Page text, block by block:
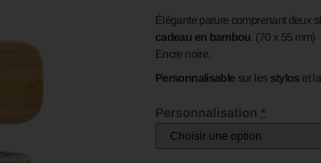
Élégante parure comprenant deux
cadeau en bambou. (70 x 55 mm)
Encre noire.
Personnalisable sur les stylos et la
Personnalisation *